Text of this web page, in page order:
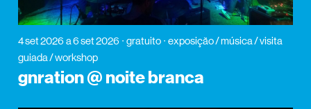
4 set 2026 a 6 set 2026 gratuito
exposição / música / visita
guiada / workshop
gnration @ noite branca